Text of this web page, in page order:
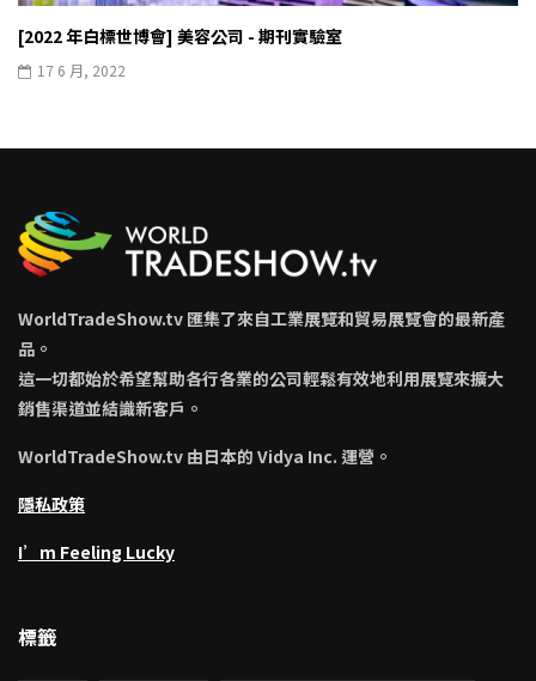
[2022 年白標世博會] 美容公司 - 期刊實驗室
17 6 月, 2022
WorldTradeShow.tv 匯集了來自工業展覽和貿易展覽會的最新產
品。
這一切都始於希望幫助各行各業的公司輕鬆有效地利用展覽來擴大
銷售渠道並結識新客戶。
WorldTradeShow.tv 由日本的 Vidya Inc. 運營。
隱私政策
I’m Feeling Lucky
標籤